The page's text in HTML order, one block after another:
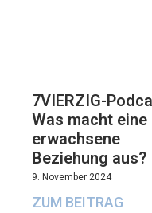
7VIERZIG-
Was macht eine
erwachsene
Beziehung aus?
9. November 2024
ZUM BEITRAG